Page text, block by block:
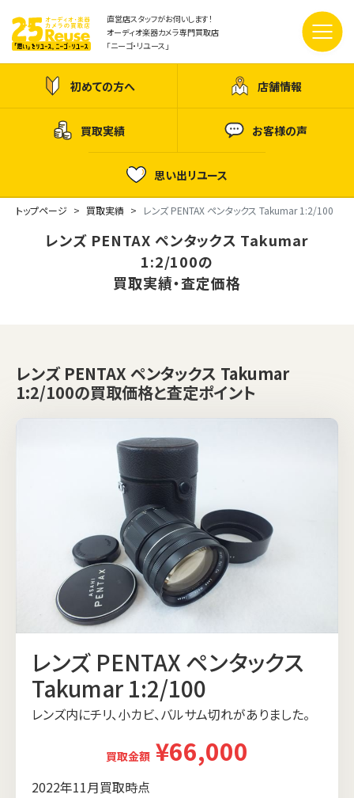
直営店スタッフがお伺いします！
オーディオ楽器カメラ専門買取店
「ニーゴ・リユース」
初めての方へ 店舗情報
買取実績 お客様の声
思い出リユース
トップページ 買取実績 レンズ PENTAX ペンタックス Takumar 1:2/100
レンズ PENTAX ペンタックス Takumar
1:2/100の
買取実績・査定価格
レンズ PENTAX ペンタックス Takumar
1:2/100の買取価格と査定ポイント
レンズ PENTAX ペンタックス
Takumar 1:2/100
レンズ内にチリ、小カビ、バルサム切れがありました。
買取金額 ¥66,000
2022年11月買取時点